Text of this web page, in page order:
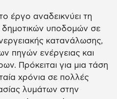
έργο αναδεικνύει τη
υποδομών σε
κατανάλωσης,
πηγών ενέργειας και
Πρόκειται για μια τάση
χρόνια σε πολλές
λυμάτων στην